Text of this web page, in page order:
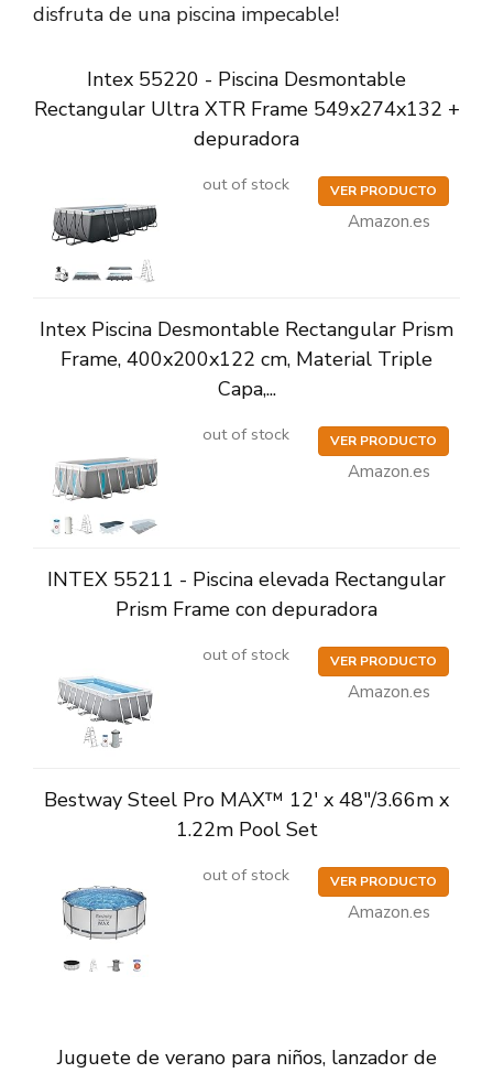
disfruta de una piscina impecable!
Intex 55220 - Piscina Desmontable
Rectangular Ultra XTR Frame 549x274x132 +
depuradora
out of stock VER PRODUCTO
Amazon.es
Intex Piscina Desmontable Rectangular Prism
Frame, 400x200x122 cm, Material Triple
Capa,...
out of stock VER PRODUCTO
Amazon.es
INTEX 55211 - Piscina elevada Rectangular
Prism Frame con depuradora
out of stock VER PRODUCTO
Amazon.es
Bestway Steel Pro MAX™ 12' x 48"/3.66m x
1.22m Pool Set
out of stock VER PRODUCTO
Amazon.es
Juguete de verano para niños, lanzador de